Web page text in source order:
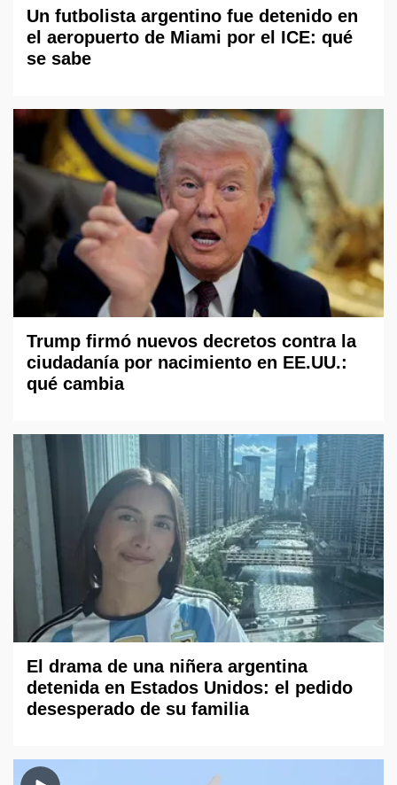
Un futbolista argentino fue detenido en
el aeropuerto de Miami por el ICE: qué
se sabe
Trump firmó nuevos decretos contra la
ciudadanía por nacimiento en EE.UU.:
qué cambia
El drama de una niñera argentina
detenida en Estados Unidos: el pedido
desesperado de su familia